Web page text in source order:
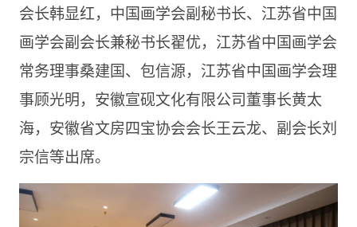
会长韩显红，中国画学会副秘书长、江苏省中国
画学会副会长兼秘书长翟优，江苏省中国画学会
常务理事桑建国、包信源，江苏省中国画学会理
事顾光明，安徽宣砚文化有限公司董事长黄太
海，安徽省文房四宝协会会长王云龙、副会长刘
宗信等出席。